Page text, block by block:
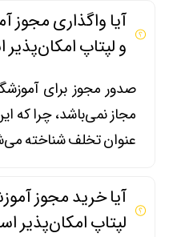
آیا واگذاری مجوز
و لپتاپ
صدور مجوز برای
مجاز نمی‌باشد، چرا که
عنوان تخلف شناخته
آیا خرید مجوز
لپتاپ امکان‌پذیر